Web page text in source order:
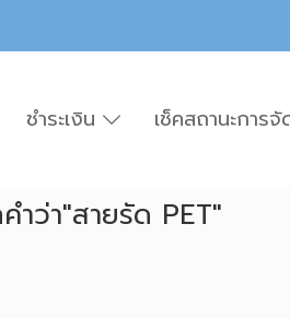
ชำระเงิน เช็คสถานะการ
ำว่า"สายรัด PET"